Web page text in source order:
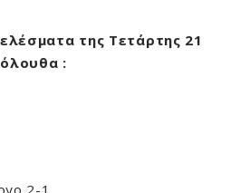
της Τετάρτης 21
:
2-1